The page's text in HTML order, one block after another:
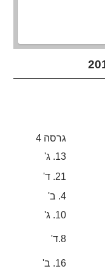
גרסה4
13. ג'
21. ד'
4. ב'
10. ג'
8.ד'
16. ב'